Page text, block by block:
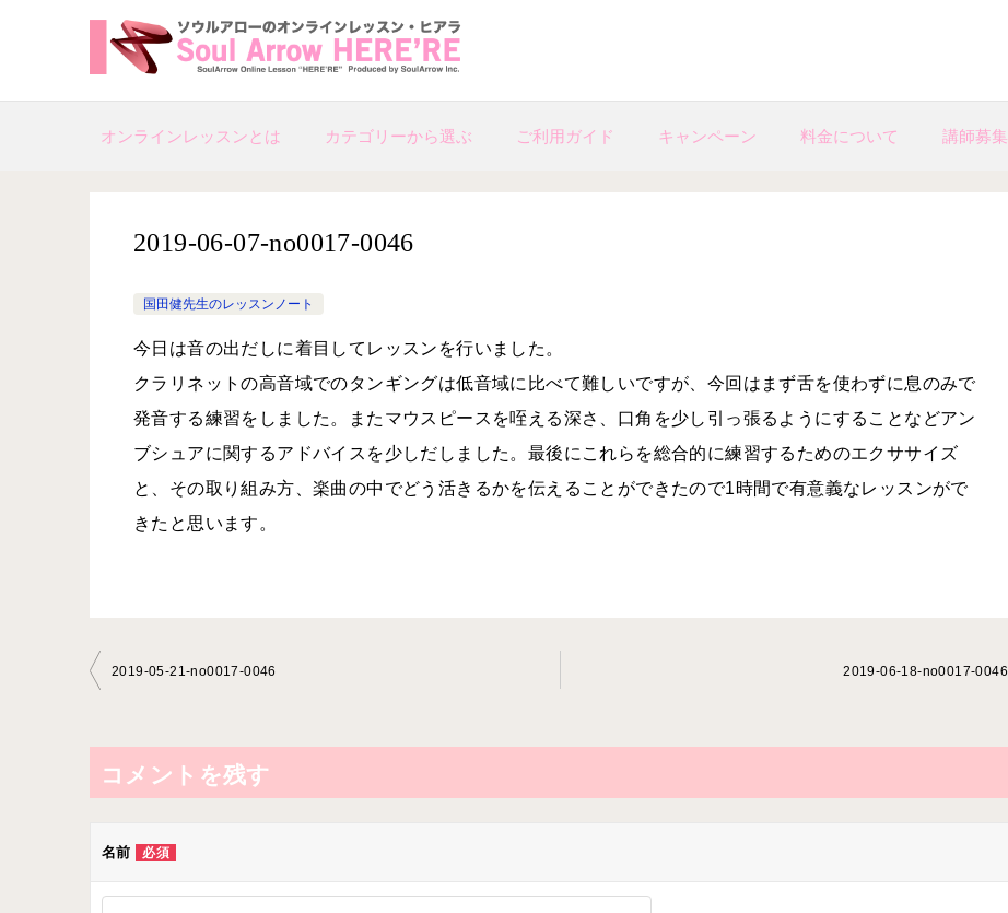
オンラインレッスンとは カテゴリーから選ぶ ご利用ガイド キャンペーン 料金について 講師募集
2019-06-07-no0017-0046
国田健先生のレッスンノート
今日は音の出だしに着目してレッスンを行いました。
クラリネットの高音域でのタンギングは低音域に比べて難しいですが、今回はまず舌を使わずに息のみで
発音する練習をしました。またマウスピースを咥える深さ、口角を少し引っ張るようにすることなどアン
ブシュアに関するアドバイスを少しだしました。最後にこれらを総合的に練習するためのエクササイズ
と、その取り組み方、楽曲の中でどう活きるかを伝えることができたので1時間で有意義なレッスンがで
きたと思います。
投
ビ
ゲ
ー
2019-05-21-no0017-0046 2019-06-18-no0017-0046
コメントを残す
名前 必須